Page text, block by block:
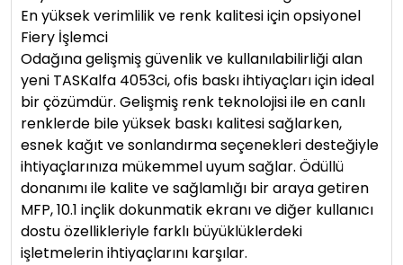
En yüksek verimlilik ve renk kalitesi için opsiyonel
Fiery İşlemci
Odağına gelişmiş güvenlik ve kullanılabilirliği alan
yeni TASKalfa 4053ci, ofis baskı ihtiyaçları için ideal
bir çözümdür. Gelişmiş renk teknolojisi ile en canlı
renklerde bile yüksek baskı kalitesi sağlarken,
esnek kağıt ve sonlandırma seçenekleri desteğiyle
ihtiyaçlarınıza mükemmel uyum sağlar. Ödüllü
donanımı ile kalite ve sağlamlığı bir araya getiren
MFP, 10.1 inçlik dokunmatik ekranı ve diğer kullanıcı
dostu özellikleriyle farklı büyüklüklerdeki
işletmelerin ihtiyaçlarını karşılar.